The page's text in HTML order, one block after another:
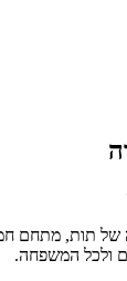
של תות, מתחם
ולכל המשפחה.